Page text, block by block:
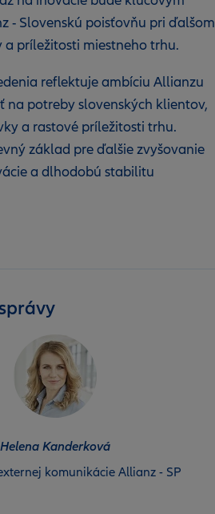
- Slovenskú poisťovňu pri ďalšom
a príležitosti miestneho trhu.
reflektuje ambíciu Allianzu
na potreby slovenských klientov,
a rastové príležitosti trhu.
základ pre ďalšie zvyšovanie
a dlhodobú stabilitu
Helena Kanderková
komunikácie Allianz - SP